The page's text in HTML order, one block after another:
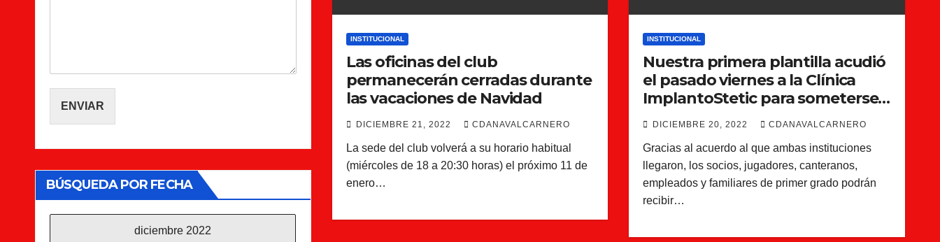
ENVIAR
BÚSQUEDA POR FECHA
diciembre 2022
INSTITUCIONAL
Las oficinas del club
permanecerán cerradas durante
las vacaciones de Navidad
DICIEMBRE 21, 2022 CDANAVALCARNERO
La sede del club volverá a su horario habitual
(miércoles de 18 a 20:30 horas) el próximo 11 de
enero…
INSTITUCIONAL
Nuestra primera plantilla acudió
el pasado viernes a la Clínica
ImplantoStetic para someterse a
una revisión bucodental
DICIEMBRE 20, 2022 CDANAVALCARNERO
Gracias al acuerdo al que ambas instituciones
llegaron, los socios, jugadores, canteranos,
empleados y familiares de primer grado podrán
recibir…